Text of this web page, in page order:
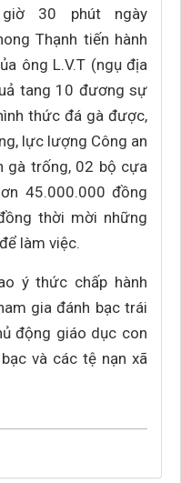
30 phút ngày
Thạnh tiến hành
ông L.V.T (ngụ địa
tang 10 đương sự
thức đá gà được,
lực lượng Công an
gà trống, 02 bộ cựa
45.000.000 đồng
thời mời những
làm việc.
ý thức chấp hành
gia đánh bạc trái
động giáo dục con
và các tệ nạn xã